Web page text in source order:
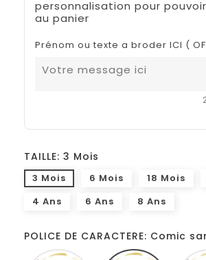
personnalisation pour
au panier
Prénom ou texte a broder ICI (
TAILLE: 3 Mois
3 Mois 6 Mois 18 Mois
4 Ans
6 Ans 8 Ans
POLICE DE CARACTERE: Comic
Monotype Comic